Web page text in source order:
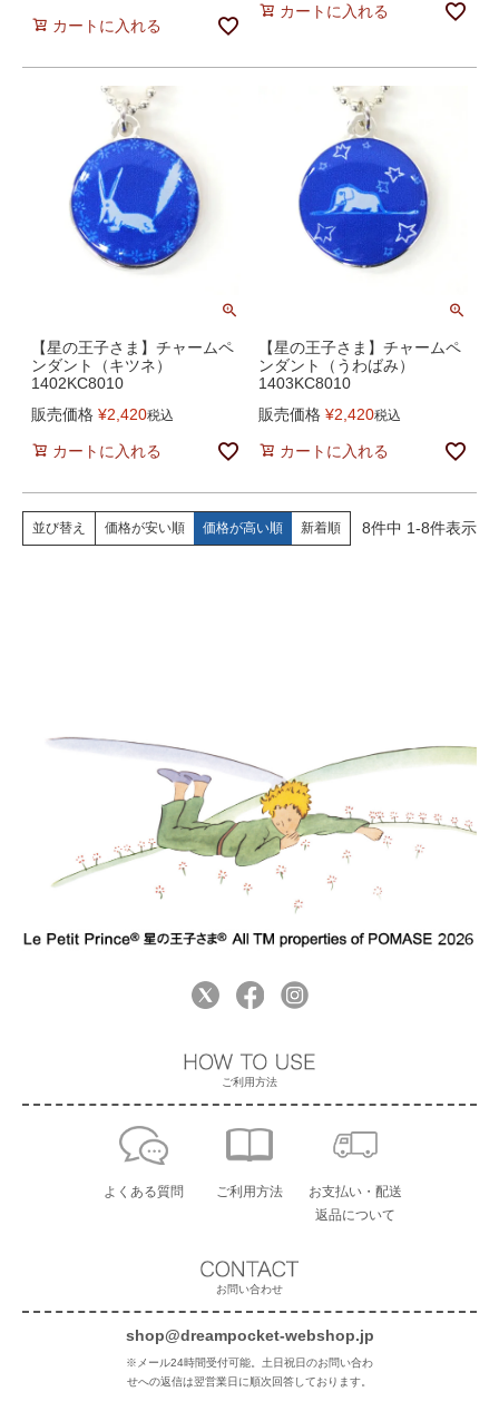
カートに入れる
カートに入れる
【星の王子さま】チャームペ
ンダント（キツネ）
1402KC8010
販売価格 ¥2,420税込
カートに入れる
【星の王子さま】チャームペ
ンダント（うわばみ）
1403KC8010
販売価格 ¥2,420税込
カートに入れる
並び替え 価格が安い順 価格が高い順 新着順 8件中 1-8件表示
お問い合わせ
shop@dreampocket-webshop.jp
※メール24時間受付可能。土日祝日のお問い合わ
せへの返信は翌営業日に順次回答しております。
ご利用方法
よくある質問 ご利用方法
お支払い・配送
返品について